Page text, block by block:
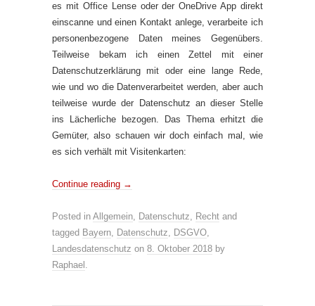
es mit Office Lense oder der OneDrive App direkt
einscanne und einen Kontakt anlege, verarbeite ich
personenbezogene Daten meines Gegenübers.
Teilweise bekam ich einen Zettel mit einer
Datenschutzerklärung mit oder eine lange Rede,
wie und wo die Datenverarbeitet werden, aber auch
teilweise wurde der Datenschutz an dieser Stelle
ins Lächerliche bezogen. Das Thema erhitzt die
Gemüter, also schauen wir doch einfach mal, wie
es sich verhält mit Visitenkarten:
Continue reading →
Posted in Allgemein, Datenschutz, Recht and
tagged Bayern, Datenschutz, DSGVO,
Landesdatenschutz on 8. Oktober 2018 by
Raphael .